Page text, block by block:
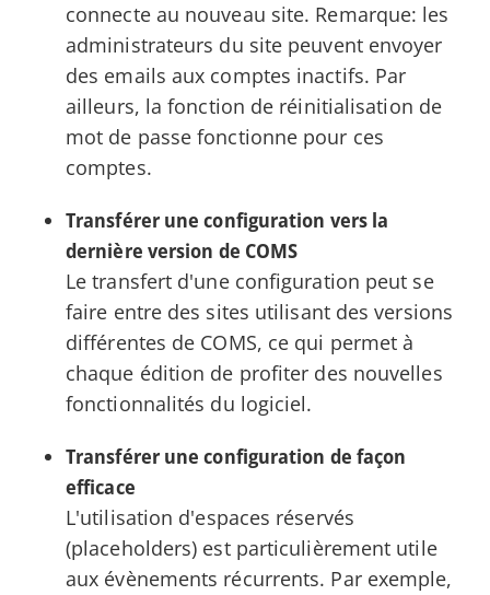
connecte au nouveau site. Remarque: les
administrateurs du site peuvent envoyer
des emails aux comptes inactifs. Par
ailleurs, la fonction de réinitialisation de
mot de passe fonctionne pour ces
comptes.
Transférer une configuration vers la
dernière version de COMS
Le transfert d'une configuration peut se
faire entre des sites utilisant des versions
différentes de COMS, ce qui permet à
chaque édition de profiter des nouvelles
fonctionnalités du logiciel.
Transférer une configuration de façon
efficace
L'utilisation d'espaces réservés
(placeholders) est particulièrement utile
aux évènements récurrents. Par exemple,